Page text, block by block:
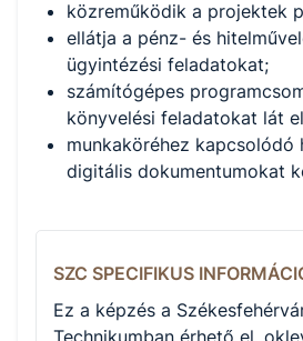
közreműködik a projektek
ellátja a pénz- és
ügyintézési feladatokat;
számítógépes
könyvelési feladatokat lát
munkaköréhez kapcsolódó
digitális dokumentumokat
SZC SPECIFIKUS
Ez a képzés a